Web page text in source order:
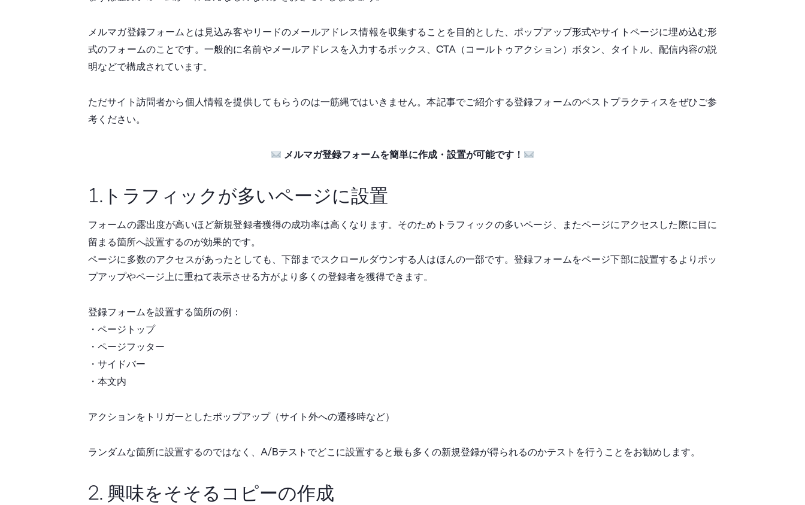
メルマガ登録フォームとは見込み客やリードのメールアドレス情報を収集することを目的とした、ポップアップ形式やサイトページに埋め込む形
式のフォームのことです。一般的に名前やメールアドレスを入力するボックス、CTA（コールトゥアクション）ボタン、タイトル、配信内容の説
明などで構成されています。
ただサイト訪問者から個人情報を提供してもらうのは一筋縄ではいきません。本記事でご紹介する登録フォームのベストプラクティスをぜひご参
考ください。
メルマガ登録フォームを簡単に作成・設置が可能です！
1.トラフィックが多いページに設置
フォームの露出度が高いほど新規登録者獲得の成功率は高くなります。そのためトラフィックの多いページ、またページにアクセスした際に目に
留まる箇所へ設置するのが効果的です。
ページに多数のアクセスがあったとしても、下部までスクロールダウンする人はほんの一部です。登録フォームをページ下部に設置するよりポッ
プアップやページ上に重ねて表示させる方がより多くの登録者を獲得できます。
登録フォームを設置する箇所の例：
・ページトップ
・ページフッター
・サイドバー
・本文内
アクションをトリガーとしたポップアップ（サイト外への遷移時など）
ランダムな箇所に設置するのではなく、A/Bテストでどこに設置すると最も多くの新規登録が得られるのかテストを行うことをお勧めします。
2. 興味をそそるコピーの作成